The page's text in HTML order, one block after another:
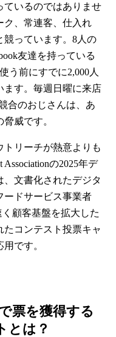
ているのではありませ
、常連客、仕入れ
競っています。8人の
友達を持っている
う前にすでに2,000人
ます。毎週日曜に来店
合のおじさんは、あ
威です。
リーチが熱意よりも
Associationの2025年デ
、文書化されたデジタ
ードサービス事業者
顧客基盤を拡大した
たコンテスト投票キャ
です。
票を獲得する
とは？